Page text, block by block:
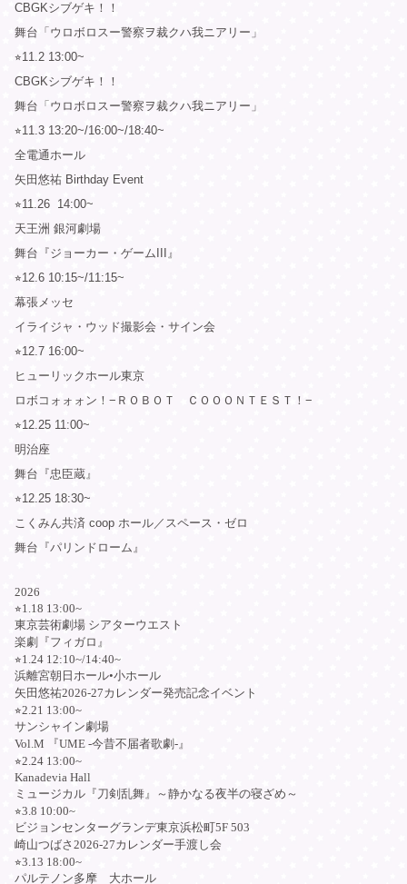
CBGKシブゲキ！！
舞台「ウロボロスー警察ヲ裁クハ我ニアリー」
⭐︎11.2 13:00~
CBGKシブゲキ！！
舞台「ウロボロスー警察ヲ裁クハ我ニアリー」
⭐︎11.3 13:20~/16:00~/18:40~
全電通ホール
矢田悠祐 Birthday Event
⭐︎11.26 14:00~
天王洲 銀河劇場
舞台『ジョーカー・ゲームIII』
⭐︎12.6 10:15~/11:15~
幕張メッセ
イライジャ・ウッド撮影会・サイン会
⭐︎12.7 16:00~
ヒューリックホール東京
ロボコォォォン！−ＲＯＢＯＴ ＣＯＯＯＮＴＥＳＴ！−
⭐︎12.25 11:00~
明治座
舞台『忠臣蔵』
⭐︎12.25 18:30~
こくみん共済 coop ホール／スペース・ゼロ
舞台『パリンドローム』
2026
⭐︎1.18 13:00~
東京芸術劇場 シアターウエスト
楽劇『フィガロ』
⭐︎1.24 12:10~/14:40~
浜離宮朝日ホール•小ホール
矢田悠祐2026-27カレンダー発売記念イベント
⭐︎2.21 13:00~
サンシャイン劇場
Vol.M 『UME -今昔不届者歌劇-』
⭐︎2.24 13:00~
Kanadevia Hall
ミュージカル『刀剣乱舞』～静かなる夜半の寝ざめ～
⭐︎3.8 10:00~
ビジョンセンターグランデ東京浜松町5F 503
崎山つばさ2026-27カレンダー手渡し会
⭐︎3.13 18:00~
パルテノン多摩 大ホール